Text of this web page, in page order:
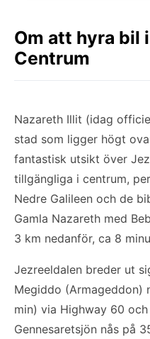
Om att hyra bil
Centrum
Nazareth Illit (idag
stad som ligger högt
fantastisk utsikt över
tillgängliga i centrum,
Nedre Galileen och de
Gamla Nazareth med
3 km nedanför, ca 8
Jezreeldalen breder ut
Megiddo (Armageddon)
min) via Highway 60
Gennesaretsjön nås på